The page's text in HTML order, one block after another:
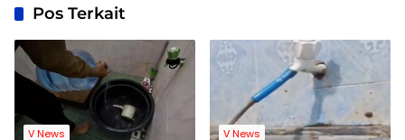
Pos Terkait
V News V News